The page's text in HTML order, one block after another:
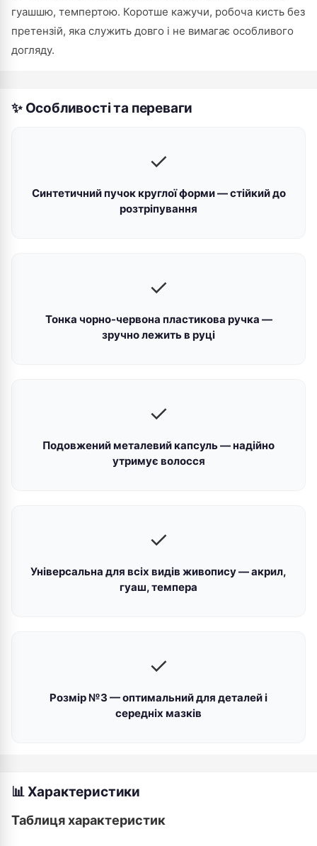
гуашшю, темпертою. Коротше кажучи, робоча кисть без
претензій, яка служить довго і не вимагає особливого
догляду.
✨ Особливості та переваги
✓
Синтетичний пучок круглої форми — стійкий до
розтріпування
✓
Тонка чорно-червона пластикова ручка —
зручно лежить в руці
✓
Подовжений металевий капсуль — надійно
утримує волосся
✓
Універсальна для всіх видів живопису — акрил,
гуаш, темпера
✓
Розмір №3 — оптимальний для деталей і
середніх мазків
📊 Характеристики
Таблиця характеристик